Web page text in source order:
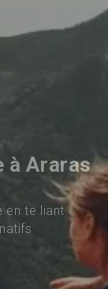
à Araras
en te liant